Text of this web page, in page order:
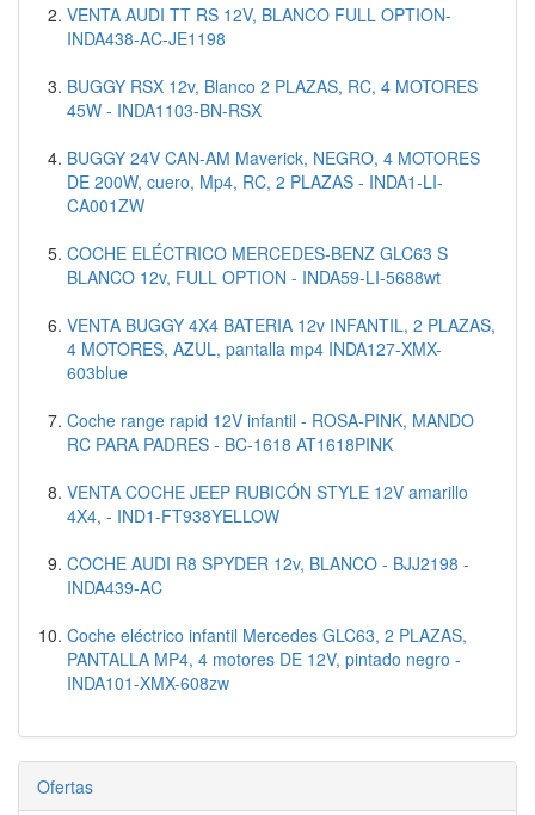
VENTA AUDI TT RS 12V, BLANCO FULL OPTION-
INDA438-AC-JE1198
BUGGY RSX 12v, Blanco 2 PLAZAS, RC, 4 MOTORES
45W - INDA1103-BN-RSX
BUGGY 24V CAN-AM Maverick, NEGRO, 4 MOTORES
DE 200W, cuero, Mp4, RC, 2 PLAZAS - INDA1-LI-
CA001ZW
COCHE ELÉCTRICO MERCEDES-BENZ GLC63 S
BLANCO 12v, FULL OPTION - INDA59-LI-5688wt
VENTA BUGGY 4X4 BATERIA 12v INFANTIL, 2 PLAZAS,
4 MOTORES, AZUL, pantalla mp4 INDA127-XMX-
603blue
Coche range rapid 12V infantil - ROSA-PINK, MANDO
RC PARA PADRES - BC-1618 AT1618PINK
VENTA COCHE JEEP RUBICÓN STYLE 12V amarillo
4X4, - IND1-FT938YELLOW
COCHE AUDI R8 SPYDER 12v, BLANCO - BJJ2198 -
INDA439-AC
Coche eléctrico infantil Mercedes GLC63, 2 PLAZAS,
PANTALLA MP4, 4 motores DE 12V, pintado negro -
INDA101-XMX-608zw
Ofertas